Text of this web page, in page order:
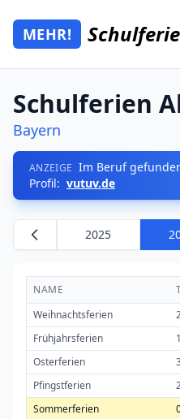
Zum Hauptinhalt springen
Mehr Schulferien
MEHR!
Schulferien
Bayern
ANZEIGE Im Beruf
Profil: vutuv.de
2025
NAME
Weihnachtsferien
Frühjahrsferien
Osterferien
Pfingstferien
Sommerferien